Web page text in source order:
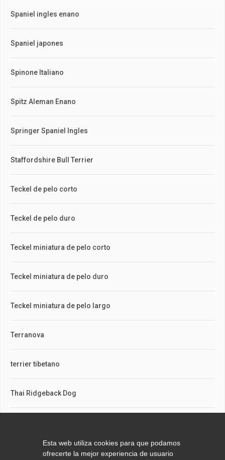
Spaniel ingles enano
Spaniel japones
Spinone Italiano
Spitz Aleman Enano
Springer Spaniel Ingles
Staffordshire Bull Terrier
Teckel de pelo corto
Teckel de pelo duro
Teckel miniatura de pelo corto
Teckel miniatura de pelo duro
Teckel miniatura de pelo largo
Terranova
terrier tibetano
Thai Ridgeback Dog
West Highland white terrier
Esta web utiliza cookies para que podamos
ofrecerte la mejor experiencia de usuario